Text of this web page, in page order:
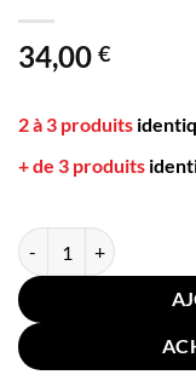
34,00 €
2 à 3 produits
+ de 3 produits
quantité de Coussin